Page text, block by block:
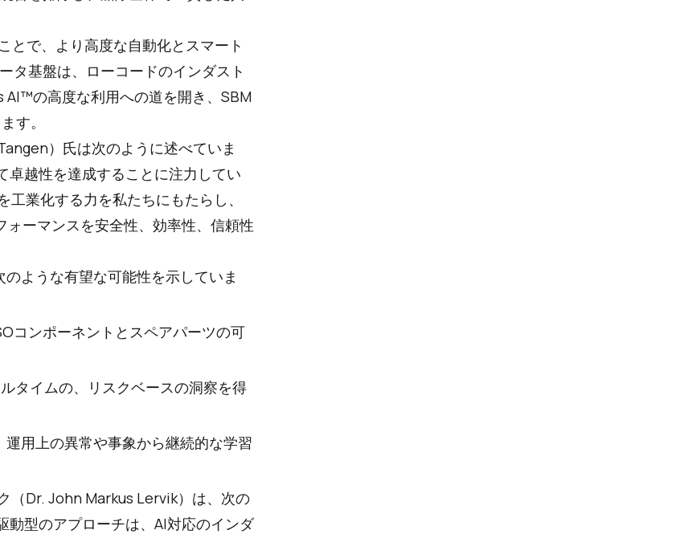
とで、より高度な自動化とスマート
タ基盤は、ローコードのインダスト
の高度な利用への道を開き、SBM
す。
）氏は次のように述べていま
越性を達成することに注力してい
業化する力を私たちにもたらし、
ーマンスを安全性、効率性、信頼性
ような有望な可能性を示していま
コンポーネントとスペアパーツの可
タイムの、リスクベースの洞察を得
用上の異常や事象から継続的な学習
（Dr. John Markus Lervik）は、次の
型のアプローチは、AI対応のインダ